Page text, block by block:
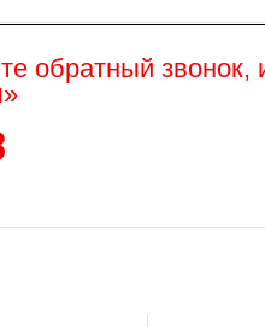
обратный звонок,